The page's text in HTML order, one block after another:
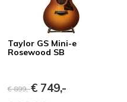
Taylor GS Mini-e
Rosewood SB
€ 899,-€ 749,-